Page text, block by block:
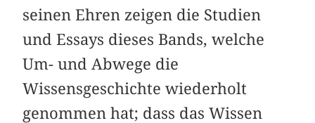
seinen Ehren zeigen die Studien
und Essays dieses Bands, welche
Um- und Abwege die
Wissensgeschichte wiederholt
genommen hat; dass das Wissen